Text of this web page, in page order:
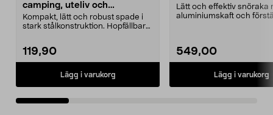
camping, uteliv och
nödsituationer
Kompakt, lätt och robust spade i
stark stålkonstruktion. Hopfällbar
119,90
Lägg i varukorg
Lätt och effektiv snöraka
aluminiumskaft och
549,00
Lägg i varukorg